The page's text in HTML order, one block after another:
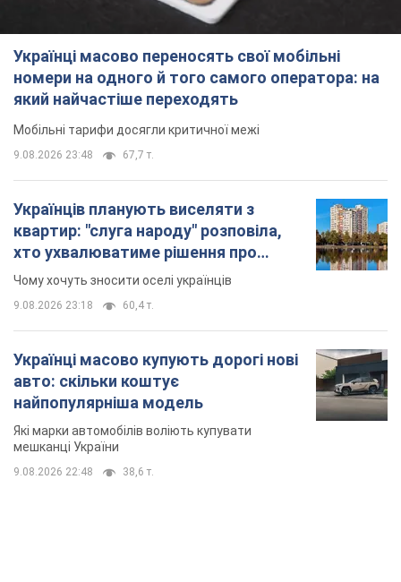
Українці масово переносять свої мобільні
номери на одного й того самого оператора: на
який найчастіше переходять
Мобільні тарифи досягли критичної межі
9.08.2026 23:48 67,7 т.
Українців планують виселяти з
квартир: "слуга народу" розповіла,
хто ухвалюватиме рішення про
знесення будинків
Чому хочуть зносити оселі українців
9.08.2026 23:18 60,4 т.
Українці масово купують дорогі нові
авто: скільки коштує
найпопулярніша модель
Які марки автомобілів воліють купувати
мешканці України
9.08.2026 22:48 38,6 т.